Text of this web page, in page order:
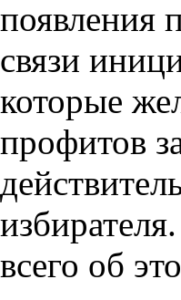
появления
связи
которые
профитов
всего об